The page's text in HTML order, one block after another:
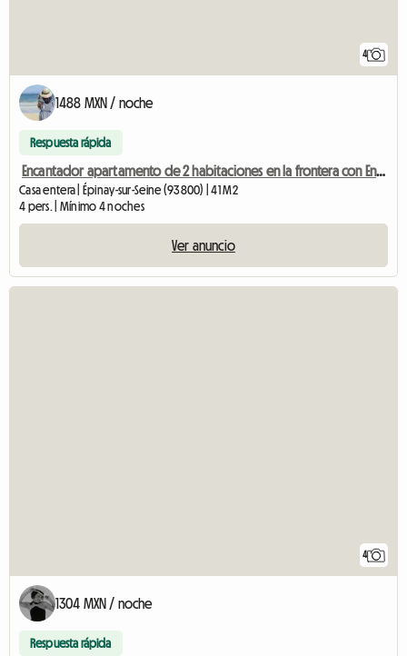
4
1488 MXN / noche
Respuesta rápida
Encantador apartamento de 2 habitaciones en la frontera con Enghien y cerca de París
Casa entera | Épinay-sur-Seine (93800) | 41 M2
4 pers. | Mínimo 4 noches
Ver anuncio
4
1304 MXN / noche
Respuesta rápida